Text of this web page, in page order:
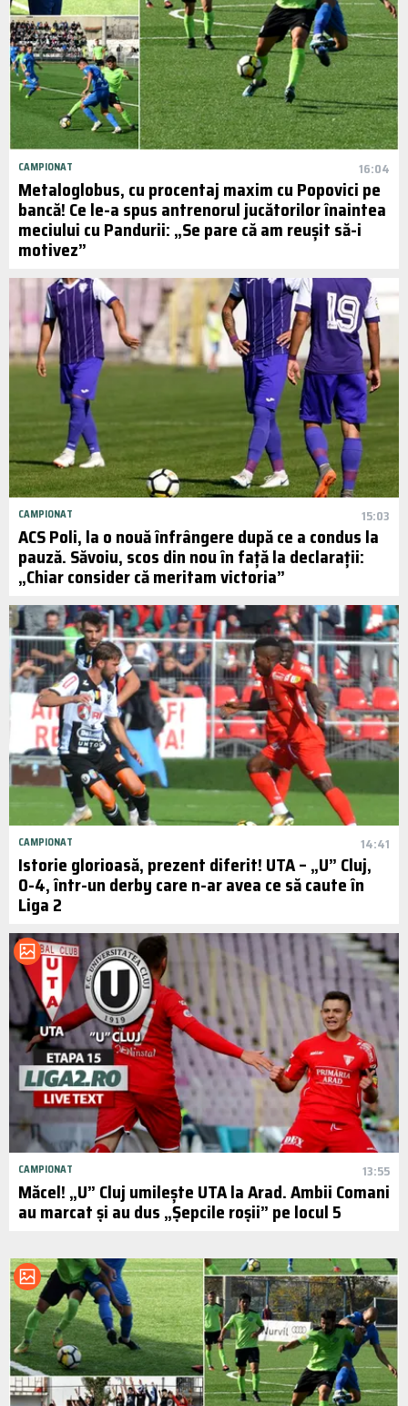
CAMPIONAT 16:04
Metaloglobus, cu procentaj maxim cu Popovici pe
bancă! Ce le-a spus antrenorul jucătorilor înaintea
meciului cu Pandurii: „Se pare că am reușit să-i
motivez”
CAMPIONAT 15:03
ACS Poli, la o nouă înfrângere după ce a condus la
pauză. Săvoiu, scos din nou în față la declarații:
„Chiar consider că meritam victoria”
CAMPIONAT 14:41
Istorie glorioasă, prezent diferit! UTA – „U” Cluj,
0-4, într-un derby care n-ar avea ce să caute în
Liga 2
CAMPIONAT 13:55
Măcel! „U” Cluj umilește UTA la Arad. Ambii Comani
au marcat și au dus „Șepcile roșii” pe locul 5